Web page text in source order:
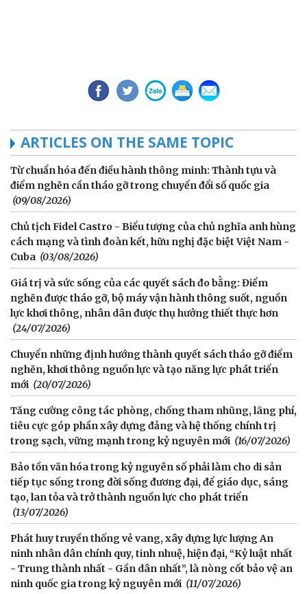
ARTICLES ON THE SAME TOPIC
Từ chuẩn hóa đến điều hành thông minh: Thành tựu và
điểm nghẽn cần tháo gỡ trong chuyển đổi số quốc gia
(09/08/2026)
Chủ tịch Fidel Castro - Biểu tượng của chủ nghĩa anh hùng
cách mạng và tình đoàn kết, hữu nghị đặc biệt Việt Nam -
Cuba (03/08/2026)
Giá trị và sức sống của các quyết sách đo bằng: Điểm
nghẽn được tháo gỡ, bộ máy vận hành thông suốt, nguồn
lực khơi thông, nhân dân được thụ hưởng thiết thực hơn
(24/07/2026)
Chuyển những định hướng thành quyết sách tháo gỡ điểm
nghẽn, khơi thông nguồn lực và tạo năng lực phát triển
mới (20/07/2026)
Tăng cường công tác phòng, chống tham nhũng, lãng phí,
tiêu cực góp phần xây dựng đảng và hệ thống chính trị
trong sạch, vững mạnh trong kỷ nguyên mới (16/07/2026)
Bảo tồn văn hóa trong kỷ nguyên số phải làm cho di sản
tiếp tục sống trong đời sống đương đại, để giáo dục, sáng
tạo, lan tỏa và trở thành nguồn lực cho phát triển
(13/07/2026)
Phát huy truyền thống vẻ vang, xây dựng lực lượng An
ninh nhân dân chính quy, tinh nhuệ, hiện đại, “Kỷ luật nhất
- Trung thành nhất - Gần dân nhất”, là nòng cốt bảo vệ an
ninh quốc gia trong kỷ nguyên mới (11/07/2026)